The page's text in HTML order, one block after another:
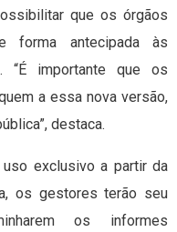
que os órgãos
forma antecipada às
“É importante que os
a essa nova versão,
destaca.
exclusivo a partir da
os gestores terão seu
os informes